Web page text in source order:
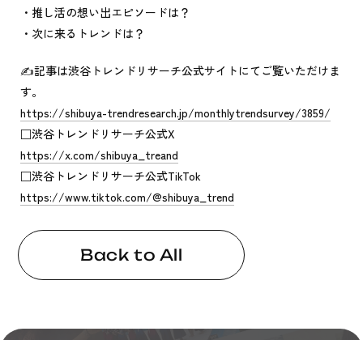
・推し活の想い出エピソードは？
・次に来るトレンドは？
✍記事は渋谷トレンドリサーチ公式サイトにてご覧いただけま
す。
https://shibuya-trendresearch.jp/monthlytrendsurvey/3859/
□渋谷トレンドリサーチ公式X
https://x.com/shibuya_treand
□渋谷トレンドリサーチ公式TikTok
https://www.tiktok.com/@shibuya_trend
Back to All